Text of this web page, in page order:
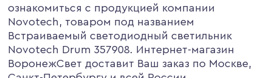
ознакомиться с продукцией компании
Novotech, товаром под названием
Встраиваемый светодиодный светильник
Novotech Drum 357908. Интернет-магазин
ВоронежСвет доставит Ваш заказ по Москве,